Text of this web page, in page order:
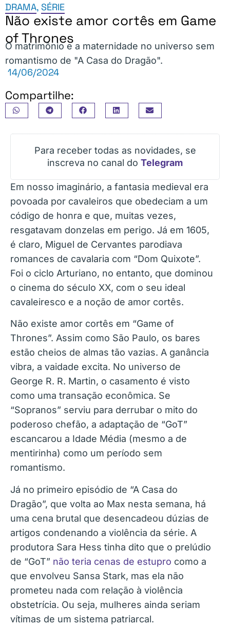
DRAMA, SÉRIE
Não existe amor cortês em Game
of Thrones
O matrimônio e a maternidade no universo sem
romantismo de "A Casa do Dragão".
14/06/2024
Compartilhe:
Para receber todas as novidades, se
inscreva no canal do Telegram
Em nosso imaginário, a fantasia medieval era
povoada por cavaleiros que obedeciam a um
código de honra e que, muitas vezes,
resgatavam donzelas em perigo. Já em 1605,
é claro, Miguel de Cervantes parodiava
romances de cavalaria com “Dom Quixote”.
Foi o ciclo Arturiano, no entanto, que dominou
o cinema do século XX, com o seu ideal
cavaleiresco e a noção de amor cortês.
Não existe amor cortês em “Game of
Thrones”. Assim como São Paulo, os bares
estão cheios de almas tão vazias. A ganância
vibra, a vaidade excita. No universo de
George R. R. Martin, o casamento é visto
como uma transação econômica. Se
“Sopranos” serviu para derrubar o mito do
poderoso chefão, a adaptação de “GoT”
escancarou a Idade Média (mesmo a de
mentirinha) como um período sem
romantismo.
Já no primeiro episódio de “A Casa do
Dragão”, que volta ao Max nesta semana, há
uma cena brutal que desencadeou dúzias de
artigos condenando a violência da série. A
produtora Sara Hess tinha dito que o prelúdio
de “GoT” não teria cenas de estupro como a
que envolveu Sansa Stark, mas ela não
prometeu nada com relação à violência
obstetrícia. Ou seja, mulheres ainda seriam
vítimas de um sistema patriarcal.